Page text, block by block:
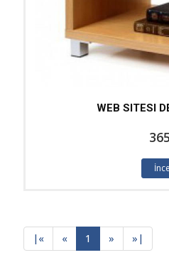
WEB SITESI
| « « 1 » » |